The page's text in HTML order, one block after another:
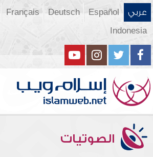
عربي Español
Deutsch
Français
Indonesia
الصوتيات